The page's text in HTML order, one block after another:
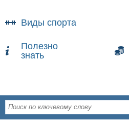
Виды спорта
Полезно
знать